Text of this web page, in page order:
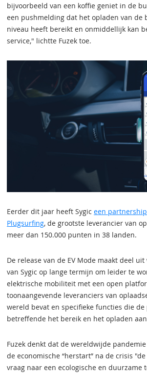
bijvoorbeeld van een koffie geniet in de
een pushmelding dat het opladen van de
niveau heeft bereikt en onmiddellijk kan
service," lichtte Fuzek toe.
Eerder dit jaar heeft Sygic een
Plugsurfing, de grootste leverancier van
meer dan 150.000 punten in 38 landen.
De release van de EV Mode maakt deel
van Sygic op lange termijn om leider te
elektrische mobiliteit met een open
toonaangevende leveranciers van
wereld bevat en specifieke functies die
betreffende het bereik en het opladen
Fuzek denkt dat de wereldwijde pandemie
de economische “herstart” na de crisis
vraag naar een ecologische en duurzame